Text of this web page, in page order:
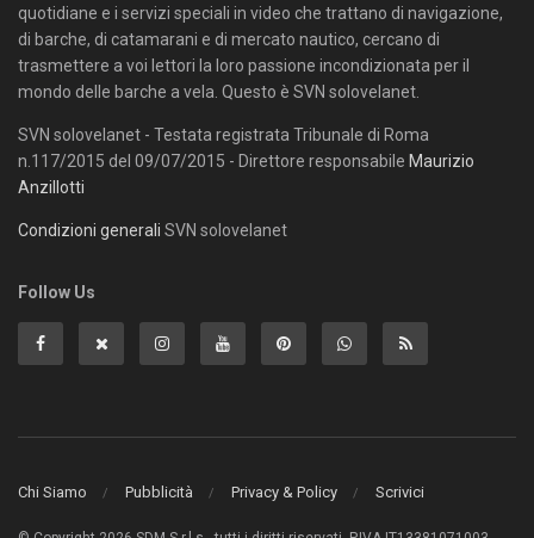
quotidiane e i servizi speciali in video che trattano di navigazione,
di barche, di catamarani e di mercato nautico, cercano di
trasmettere a voi lettori la loro passione incondizionata per il
mondo delle barche a vela. Questo è SVN solovelanet.
SVN solovelanet - Testata registrata Tribunale di Roma
n.117/2015 del 09/07/2015 - Direttore responsabile Maurizio
Anzillotti
Condizioni generali SVN solovelanet
Follow Us
Chi Siamo Pubblicità Privacy & Policy Scrivici